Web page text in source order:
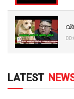
LATEST